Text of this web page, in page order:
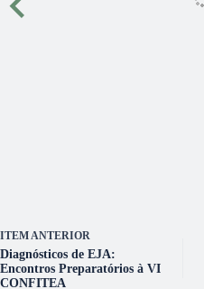
ITEM ANTERIOR
Diagnósticos de EJA:
Encontros Preparatórios à VI
CONFITEA